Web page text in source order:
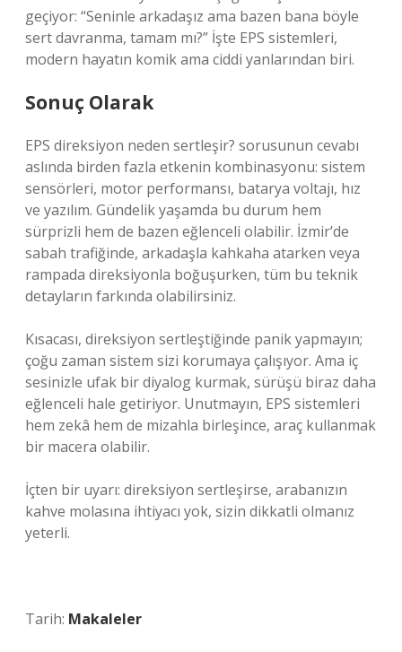
geçiyor: “Seninle arkadaşız ama bazen bana böyle
sert davranma, tamam mı?” İşte EPS sistemleri,
modern hayatın komik ama ciddi yanlarından biri.
Sonuç Olarak
EPS direksiyon neden sertleşir? sorusunun cevabı
aslında birden fazla etkenin kombinasyonu: sistem
sensörleri, motor performansı, batarya voltajı, hız
ve yazılım. Gündelik yaşamda bu durum hem
sürprizli hem de bazen eğlenceli olabilir. İzmir’de
sabah trafiğinde, arkadaşla kahkaha atarken veya
rampada direksiyonla boğuşurken, tüm bu teknik
detayların farkında olabilirsiniz.
Kısacası, direksiyon sertleştiğinde panik yapmayın;
çoğu zaman sistem sizi korumaya çalışıyor. Ama iç
sesinizle ufak bir diyalog kurmak, sürüşü biraz daha
eğlenceli hale getiriyor. Unutmayın, EPS sistemleri
hem zekâ hem de mizahla birleşince, araç kullanmak
bir macera olabilir.
İçten bir uyarı: direksiyon sertleşirse, arabanızın
kahve molasına ihtiyacı yok, sizin dikkatli olmanız
yeterli.
Tarih: Makaleler